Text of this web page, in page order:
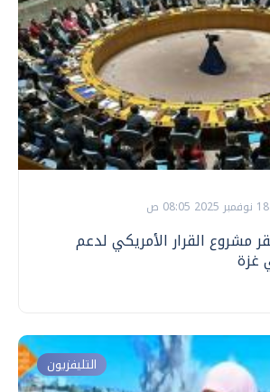
مشروع القرار الأمريكي لدعم
غزة
التليفزيون